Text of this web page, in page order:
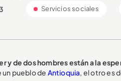
Servicios sociales
y de dos hombres están a la
un pueblo de Antioquia, el otro es